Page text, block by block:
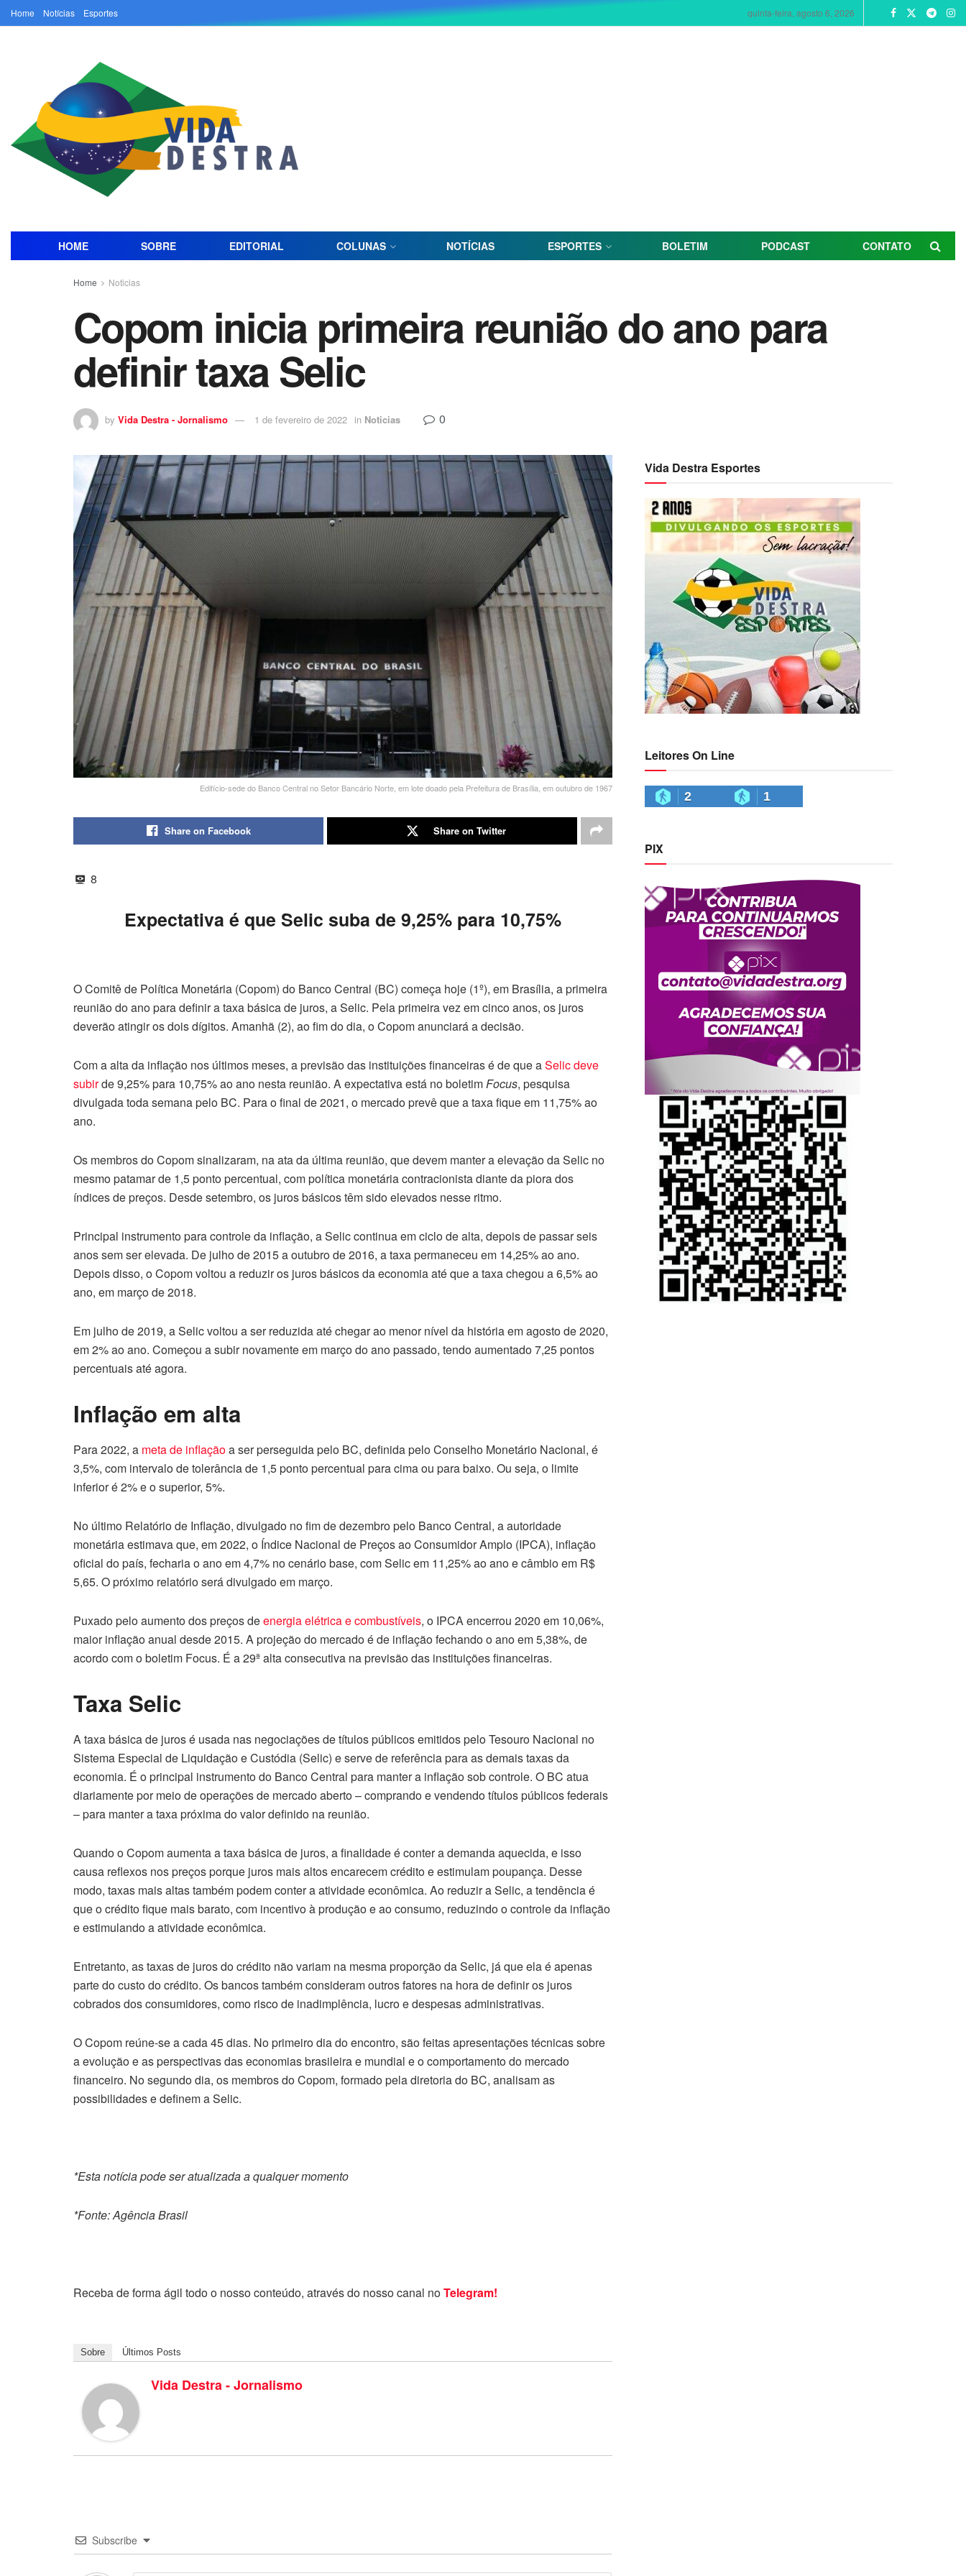
Home Notícias Esportes quinta-feira, agosto 6, 2026
HOME SOBRE EDITORIAL COLUNAS NOTÍCIAS ESPORTES BOLETIM PODCAST CONTATO
Home Noticias
Copom inicia primeira reunião do ano para
definir taxa Selic
by Vida Destra - Jornalismo 1 de fevereiro de 2022 in Noticias 0
Edifício-sede do Banco Central no Setor Bancário Norte, em lote doado pela Prefeitura de Brasília, em outubro de 1967
Share on Facebook Share on Twitter
8
Expectativa é que Selic suba de 9,25% para 10,75%
O Comitê de Política Monetária (Copom) do Banco Central (BC) começa hoje (1º), em Brasília, a primeira
reunião do ano para definir a taxa básica de juros, a Selic. Pela primeira vez em cinco anos, os juros
deverão atingir os dois dígitos. Amanhã (2), ao fim do dia, o Copom anunciará a decisão.
Com a alta da inflação nos últimos meses, a previsão das instituições financeiras é de que aSelic deve
subirde 9,25% para 10,75% ao ano nesta reunião. A expectativa está no boletimFocus, pesquisa
divulgada toda semana pelo BC. Para o final de 2021, o mercado prevê que a taxa fique em 11,75% ao
ano.
Os membros do Copom sinalizaram, na ata da última reunião, que devem manter a elevação da Selic no
mesmo patamar de 1,5 ponto percentual, com política monetária contracionista diante da piora dos
índices de preços. Desde setembro, os juros básicos têm sido elevados nesse ritmo.
Principal instrumento para controle da inflação, a Selic continua em ciclo de alta, depois de passar seis
anos sem ser elevada. De julho de 2015 a outubro de 2016, a taxa permaneceu em 14,25% ao ano.
Depois disso, o Copom voltou a reduzir os juros básicos da economia até que a taxa chegou a 6,5% ao
ano, em março de 2018.
Em julho de 2019, a Selic voltou a ser reduzida até chegar ao menor nível da história em agosto de 2020,
em 2% ao ano. Começou a subir novamente em março do ano passado, tendo aumentado 7,25 pontos
percentuais até agora.
Inflação em alta
Para 2022, a meta de inflaçãoa ser perseguida pelo BC, definida pelo Conselho Monetário Nacional, é
3,5%, com intervalo de tolerância de 1,5 ponto percentual para cima ou para baixo. Ou seja, o limite
inferior é 2% e o superior, 5%.
No último Relatório de Inflação, divulgado no fim de dezembro pelo Banco Central, a autoridade
monetária estimava que, em 2022, o Índice Nacional de Preços ao Consumidor Amplo (IPCA), inflação
oficial do país, fecharia o ano em 4,7% no cenário base, com Selic em 11,25% ao ano e câmbio em R$
5,65. O próximo relatório será divulgado em março.
Puxado pelo aumento dos preços deenergia elétrica e combustíveis, o IPCA encerrou 2020 em 10,06%,
maior inflação anual desde 2015. A projeção do mercado é de inflação fechando o ano em 5,38%, de
acordo com o boletim Focus. É a 29ª alta consecutiva na previsão das instituições financeiras.
Taxa Selic
A taxa básica de juros é usada nas negociações de títulos públicos emitidos pelo Tesouro Nacional no
Sistema Especial de Liquidação e Custódia (Selic) e serve de referência para as demais taxas da
economia. É o principal instrumento do Banco Central para manter a inflação sob controle. O BC atua
diariamente por meio de operações de mercado aberto – comprando e vendendo títulos públicos federais
– para manter a taxa próxima do valor definido na reunião.
Quando o Copom aumenta a taxa básica de juros, a finalidade é conter a demanda aquecida, e isso
causa reflexos nos preços porque juros mais altos encarecem crédito e estimulam poupança. Desse
modo, taxas mais altas também podem conter a atividade econômica. Ao reduzir a Selic, a tendência é
que o crédito fique mais barato, com incentivo à produção e ao consumo, reduzindo o controle da inflação
e estimulando a atividade econômica.
Entretanto, as taxas de juros do crédito não variam na mesma proporção da Selic, já que ela é apenas
parte do custo do crédito. Os bancos também consideram outros fatores na hora de definir os juros
cobrados dos consumidores, como risco de inadimplência, lucro e despesas administrativas.
O Copom reúne-se a cada 45 dias. No primeiro dia do encontro, são feitas apresentações técnicas sobre
a evolução e as perspectivas das economias brasileira e mundial e o comportamento do mercado
financeiro. No segundo dia, os membros do Copom, formado pela diretoria do BC, analisam as
possibilidades e definem a Selic.
*Esta notícia pode ser atualizada a qualquer momento
*Fonte: Agência Brasil
Receba de forma ágil todo o nosso conteúdo, através do nosso canal noTelegram!
Sobre Últimos Posts
Vida Destra - Jornalismo
Subscribe
Vida Destra Esportes
Leitores On Line
2 1
PIX